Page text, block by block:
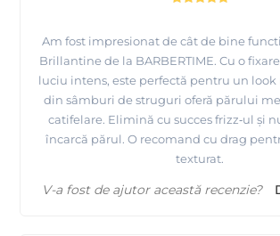
Am fost impresionat de cât de bine
Brillantine de la BARBERTIME. Cu o
luciu intens, este perfectă pentru un
din sâmburi de struguri oferă părului
catifelare. Elimină cu succes frizz‑ul și
încarcă părul. O recomand cu drag
texturat.
V-a fost de ajutor această recenzie?